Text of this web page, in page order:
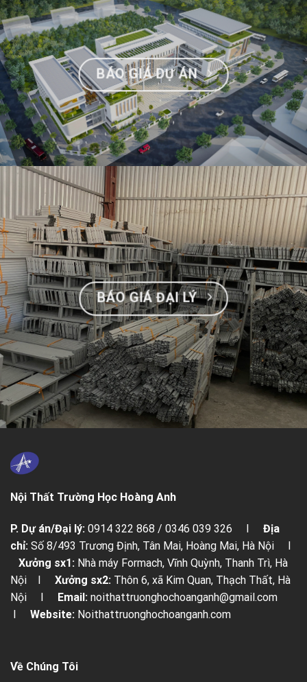
BÁO GIÁ DỰ ÁN
BÁO GIÁ ĐẠI LÝ
Nội Thất Trường Học Hoàng Anh
P. Dự án/Đại lý: 0914 322 868 / 0346 039 326 I Địa
chỉ: Số 8/493 Trương Định, Tân Mai, Hoàng Mai, Hà Nội I
Xưởng sx1: Nhà máy Formach, Vĩnh Quỳnh, Thanh Trì, Hà
Nội I Xưởng sx2: Thôn 6, xã Kim Quan, Thạch Thất, Hà
Nội I Email: noithattruonghochoanganh@gmail.com
I Website: Noithattruonghochoanganh.com
Về Chúng Tôi